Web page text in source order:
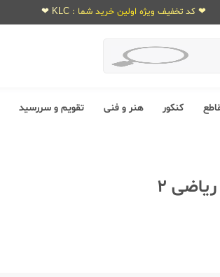
❤ کد تخفیف ویژه اولین خرید شما : KLC ❤
کنکور هنر و فنی تقویم و سررسید